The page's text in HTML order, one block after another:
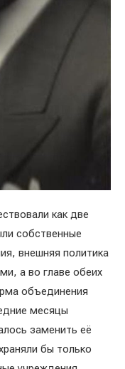
как две
собственные
внешняя политика
а во главе обеих
объединения
месяцы
заменить её
бы только